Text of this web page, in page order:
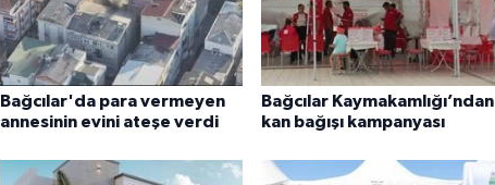
Bağcılar'da para vermeyen
annesinin evini ateşe verdi
Bağcılar Kaymakamlığı’ndan
kan bağışı kampanyası